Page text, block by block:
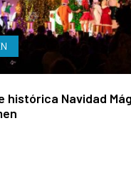
histórica Navidad